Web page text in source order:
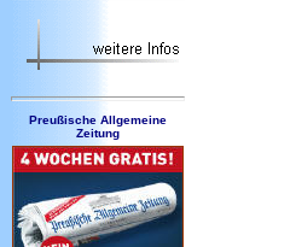
Preußische Allgemeine
Zeitung